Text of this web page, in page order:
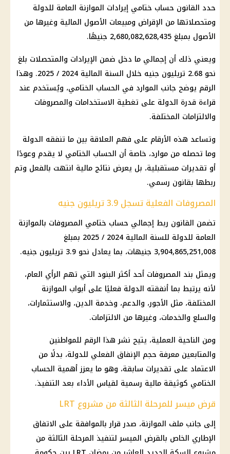
حدد القانون حساب ختامي إيرادات الموازنة العامة للدولة
ومتحصلاتها من الإقراض ومبيعات الأصول المالية وغيرها من
الأصول بمبلغ 2,680,082,628,435 جنيهًا.
ويعني ذلك أن إجمالي ما دخل ضمن الإيرادات والمتحصلات بلغ
نحو 2.68 تريليون جنيه خلال السنة المالية 2024 / 2025. وهذا
الرقم يوضح جانب الموارد في الحساب الختامي، ويُستخدم عند
قراءة قدرة الدولة على تغطية الاستخدامات والمصروفات
والالتزامات المختلفة.
وتساعد هذه الأرقام على فهم العلاقة بين ما تنفقه الدولة
وما تحصله من موارد، خاصة أن الحساب الختامي لا يقدم وعودًا
أو تقديرات مستقبلية، بل يعرض نتائج مالية انتهت بالفعل وتم
ربطها بقانون رسمي.
المصروفات الفعلية تسجل 3.9 تريليون جنيه
تضمن القانون ربط إجمالي حساب ختامي المصروفات بالموازنة
العامة للدولة للسنة المالية 2024 / 2025 بمبلغ
3,904,865,251,008 جنيهات، بما يعادل نحو 3.9 تريليون جنيه.
ويمثل بند المصروفات أحد أكثر البنود التي تهم الرأي العام،
لأنه يرتبط بما أنفقته الدولة فعليًا على أبواب الموازنة
المختلفة، مثل الأجور، والدعم، وخدمة الدين، والاستثمارات،
والسلع والخدمات، وغيرها من الالتزامات.
ومن الناحية العملية، يتيح نشر هذا الرقم للمواطنين
والمتابعين معرفة حجم الإنفاق الفعلي للدولة، بدلًا من
الاعتماد على تقديرات سابقة، وهو ما يعزز أهمية الحساب
الختامي كوثيقة مالية رسمية لقياس الأداء بعد التنفيذ.
قرض ميسر للمرحلة الثالثة من مشروع LRT
إلى جانب ملف الموازنة، صدر قرار بالموافقة على الاتفاق
الإطاري الخاص بالقرض الميسر لتنفيذ المرحلة الثالثة من